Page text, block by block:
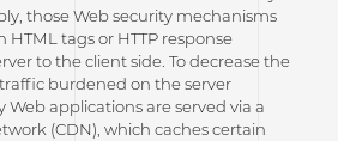
those Web security mechanisms
tags or HTTP response
to the client side. To decrease the
burdened on the server
applications are served via a
(CDN), which caches certain